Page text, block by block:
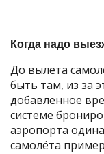
Когда надо
До вылета
быть там, из за
добавленное
системе
аэропорта
самолёта